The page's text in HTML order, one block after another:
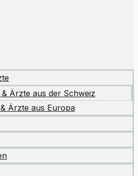
Ärzte aus der Schweiz
Ärzte aus Europa